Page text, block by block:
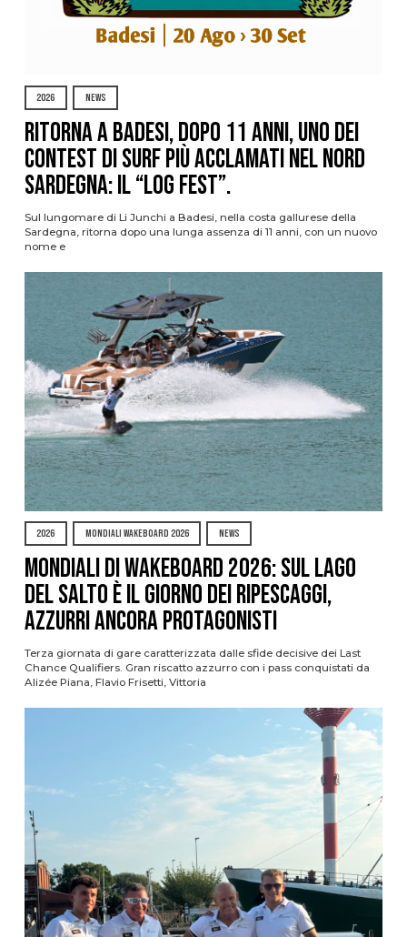
2026 NEWS
Ritorna a Badesi, dopo 11 anni, uno dei
contest di surf più acclamati nel nord
Sardegna: il “Log Fest”.
Sul lungomare di Li Junchi a Badesi, nella costa gallurese della
Sardegna, ritorna dopo una lunga assenza di 11 anni, con un nuovo
nome e
2026 MONDIALI WAKEBOARD 2026 NEWS
Mondiali di Wakeboard 2026: sul Lago
del Salto è il giorno dei ripescaggi,
azzurri ancora protagonisti
Terza giornata di gare caratterizzata dalle sfide decisive dei Last
Chance Qualifiers. Gran riscatto azzurro con i pass conquistati da
Alizée Piana, Flavio Frisetti, Vittoria